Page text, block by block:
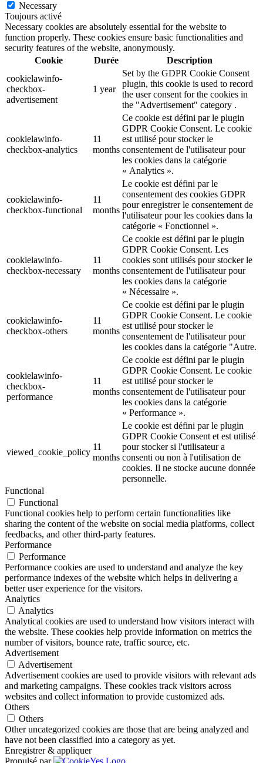
Necessary
Toujours activé
Necessary cookies are absolutely essential for the website to
function properly. These cookies ensure basic functionalities and
security features of the website, anonymously.
Cookie
Durée
Description
cookielawinfo-
checkbox-
advertisement
1 year
Set by the GDPR Cookie Consent
plugin, this cookie is used to record
the user consent for the cookies in
the "Advertisement" category .
cookielawinfo-
checkbox-analytics
11
months
Ce cookie est défini par le plugin
GDPR Cookie Consent. Le cookie
est utilisé pour stocker le
consentement de l'utilisateur pour
les cookies dans la catégorie
« Analytics ».
cookielawinfo-
checkbox-functional
11
months
Le cookie est défini par le
consentement des cookies GDPR
pour enregistrer le consentement de
l'utilisateur pour les cookies dans la
catégorie « Fonctionnel ».
cookielawinfo-
checkbox-necessary
11
months
Ce cookie est défini par le plugin
GDPR Cookie Consent. Les
cookies sont utilisés pour stocker le
consentement de l'utilisateur pour
les cookies dans la catégorie
« Nécessaire ».
cookielawinfo-
checkbox-others
11
months
Ce cookie est défini par le plugin
GDPR Cookie Consent. Le cookie
est utilisé pour stocker le
consentement de l'utilisateur pour
les cookies dans la catégorie "Autre.
cookielawinfo-
checkbox-
performance
11
months
Ce cookie est défini par le plugin
GDPR Cookie Consent. Le cookie
est utilisé pour stocker le
consentement de l'utilisateur pour
les cookies dans la catégorie
« Performance ».
viewed_cookie_policy
11
months
Le cookie est défini par le plugin
GDPR Cookie Consent et est utilisé
pour stocker si l'utilisateur a
consenti ou non à l'utilisation de
cookies. Il ne stocke aucune donnée
personnelle.
Functional
Functional
Functional cookies help to perform certain functionalities like
sharing the content of the website on social media platforms, collect
feedbacks, and other third-party features.
Performance
Performance
Performance cookies are used to understand and analyze the key
performance indexes of the website which helps in delivering a
better user experience for the visitors.
Analytics
Analytics
Analytical cookies are used to understand how visitors interact with
the website. These cookies help provide information on metrics the
number of visitors, bounce rate, traffic source, etc.
Advertisement
Advertisement
Advertisement cookies are used to provide visitors with relevant ads
and marketing campaigns. These cookies track visitors across
websites and collect information to provide customized ads.
Others
Others
Other uncategorized cookies are those that are being analyzed and
have not been classified into a category as yet.
Enregistrer & appliquer